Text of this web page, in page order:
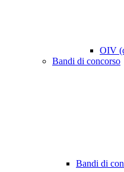
OIV
Bandi di concorso
Bandi di